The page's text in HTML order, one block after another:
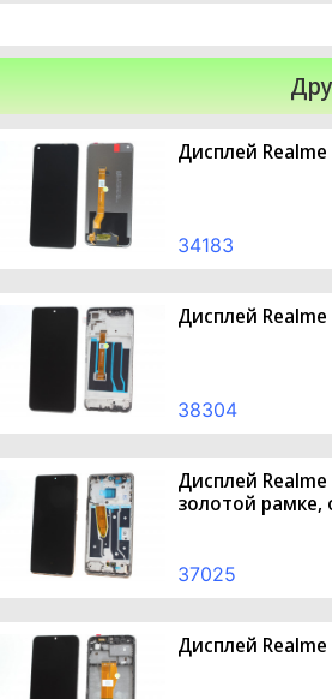
Дисплей Realme
34183
Дисплей Realme
38304
Дисплей Realme
золотой рамке,
37025
Дисплей